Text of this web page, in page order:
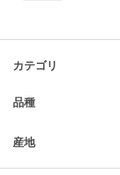
カテゴリ
品種
産地